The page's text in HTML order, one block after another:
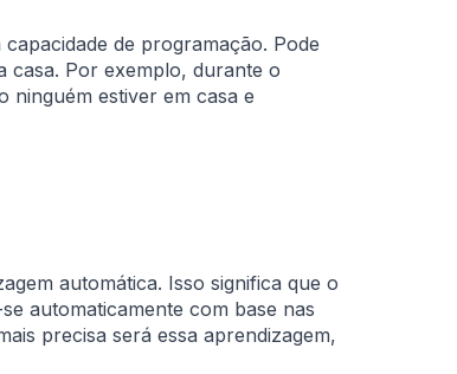
de programação. Pode
casa. Por exemplo, durante o
estiver em casa e
automática. Isso significa que o
automaticamente com base nas
precisa será essa aprendizagem,